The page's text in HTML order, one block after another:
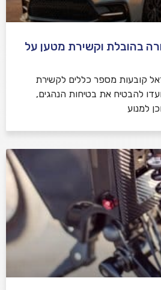
בהובלת וקשירת מטען על
קובעות מספר כללים לקשירת
להבטיח את בטיחות הנהגים,
למנוע